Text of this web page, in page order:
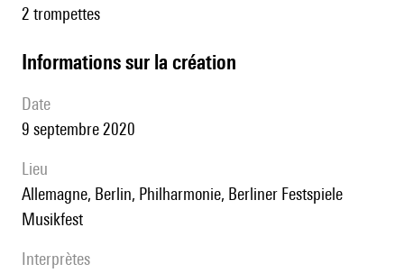
2 trompettes
informations sur la création
date
9 septembre 2020
lieu
Allemagne, Berlin, Philharmonie, Berliner Festspiele
Musikfest
interprètes